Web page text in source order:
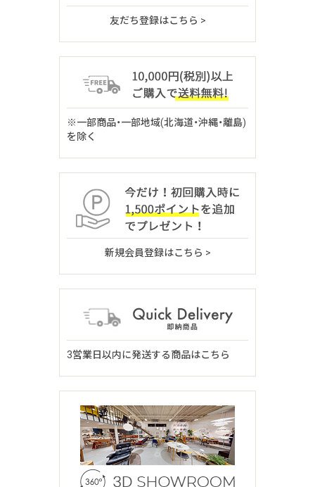
友だち登録はこちら >
※一部商品・一部地域(北海道・沖縄・離島)
を除く
新規会員登録はこちら >
3営業日以内に発送する商品はこちら